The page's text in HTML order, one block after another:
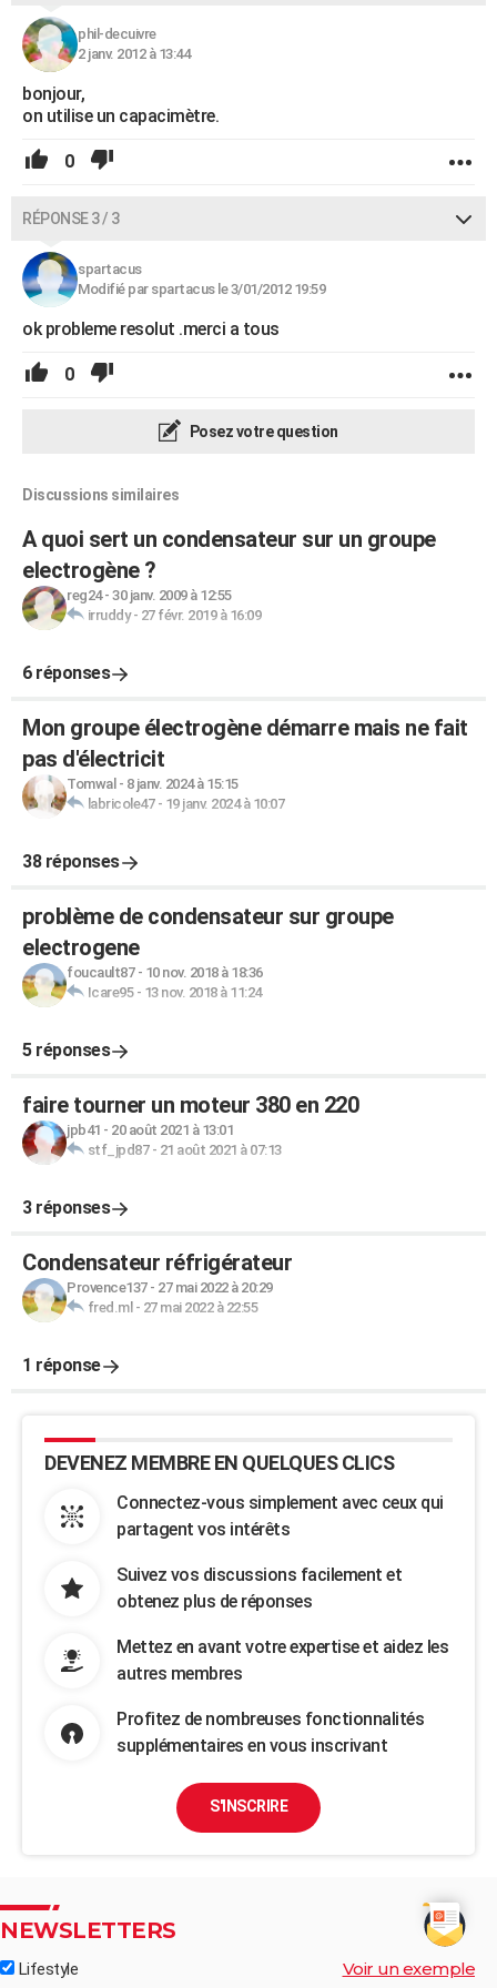
phil-decuivre
2 janv. 2012 à 13:44
bonjour,
on utilise un capacimètre.
0
RÉPONSE 3 / 3
spartacus
Modifié par spartacus le 3/01/2012 19:59
ok probleme resolut .merci a tous
0
Posez votre question
Discussions similaires
A quoi sert un condensateur sur un groupe
electrogène ?
reg24- 30 janv. 2009 à 12:55
irruddy- 27 févr. 2019 à 16:09
6 réponses
Mon groupe électrogène démarre mais ne fait
pas d'électricit
Tomwal - 8 janv. 2024 à 15:15
labricole47- 19 janv. 2024 à 10:07
38 réponses
problème de condensateur sur groupe
electrogene
foucault87- 10 nov. 2018 à 18:36
Icare95- 13 nov. 2018 à 11:24
5 réponses
faire tourner un moteur 380 en 220
jpb41 - 20 août 2021 à 13:01
stf_jpd87- 21 août 2021 à 07:13
3 réponses
Condensateur réfrigérateur
Provence137- 27 mai 2022 à 20:29
fred.ml - 27 mai 2022 à 22:55
1 réponse
DEVENEZ MEMBRE EN QUELQUES CLICS
Connectez-vous simplement avec ceux qui
partagent vos intérêts
Suivez vos discussions facilement et
obtenez plus de réponses
Mettez en avant votre expertise et aidez les
autres membres
Profitez de nombreuses fonctionnalités
supplémentaires en vous inscrivant
S'INSCRIRE
NEWSLETTERS
Lifestyle Voir un exemple